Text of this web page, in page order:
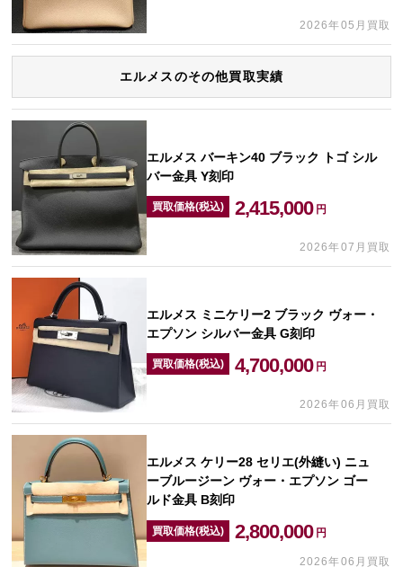
2026年05月買取
エルメスのその他買取実績
エルメス バーキン40 ブラック トゴ シル
バー金具 Y刻印
買取価格(税込) 2,415,000 円
2026年07月買取
エルメス ミニケリー2 ブラック ヴォー・
エプソン シルバー金具 G刻印
買取価格(税込) 4,700,000 円
2026年06月買取
エルメス ケリー28 セリエ(外縫い) ニュ
ーブルージーン ヴォー・エプソン ゴー
ルド金具 B刻印
買取価格(税込) 2,800,000 円
2026年06月買取